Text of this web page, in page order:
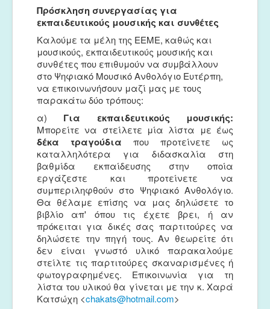
Πρόσκληση συνεργασίας για
εκπαιδευτικούς μουσικής και συνθέτες
Καλούμε τα μέλη της ΕΕΜΕ, καθώς και
μουσικούς, εκπαιδευτικούς μουσικής και
συνθέτες που επιθυμούν να συμβάλλουν
στο Ψηφιακό Μουσικό Ανθολόγιο Ευτέρπη,
να επικοινωνήσουν μαζί μας με τους
παρακάτω δύο τρόπους:
α) Για εκπαιδευτικούς μουσικής:
Μπορείτε να στείλετε μία λίστα με έως
δέκα τραγούδια που προτείνετε ως
καταλληλότερα για διδασκαλία στη
βαθμίδα εκπαίδευσης στην οποία
εργάζεστε και προτείνετε να
συμπεριληφθούν στο Ψηφιακό Ανθολόγιο.
Θα θέλαμε επίσης να μας δηλώσετε το
βιβλίο απ' όπου τις έχετε βρει, ή αν
πρόκειται για δικές σας παρτιτούρες να
δηλώσετε την πηγή τους. Αν θεωρείτε ότι
δεν είναι γνωστό υλικό παρακαλούμε
στείλτε τις παρτιτούρες σκαναρισμένες ή
φωτογραφημένες. Επικοινωνία για τη
λίστα του υλικού θα γίνεται με την κ. Χαρά
Κατσώχη <chakats@hotmail.com>